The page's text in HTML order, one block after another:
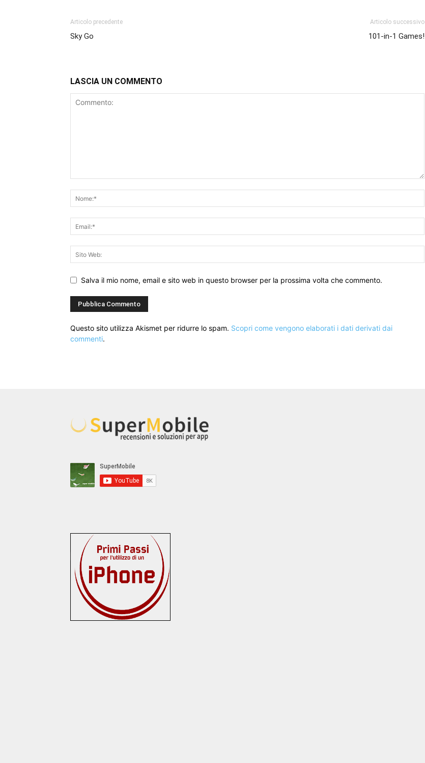
Articolo precedente
Sky Go
Articolo successivo
101-in-1 Games!
LASCIA UN COMMENTO
Salva il mio nome, email e sito web in questo browser per la prossima volta che commento.
Questo sito utilizza Akismet per ridurre lo spam. Scopri come vengono elaborati i dati derivati dai
commenti.